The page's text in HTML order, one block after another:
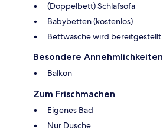
(Doppelbett) Schlafsofa
Babybetten (kostenlos)
Bettwäsche wird bereitgestellt
Besondere Annehmlichkeiten
Balkon
Zum Frischmachen
Eigenes Bad
Nur Dusche